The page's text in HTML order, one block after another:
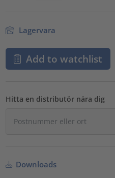
Lagervara
Add to watchlist
Hitta en distributör nära dig
Downloads